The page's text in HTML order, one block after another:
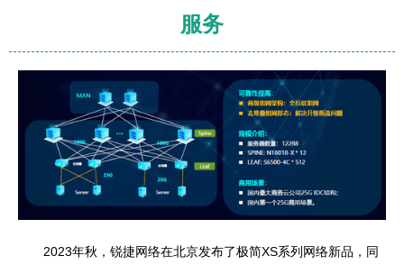
服务
2023年秋，锐捷网络在北京发布了极简XS系列网络新品，同